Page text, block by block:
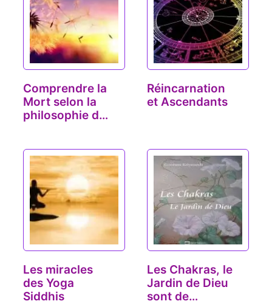
Comprendre la
Mort selon la
philosophie du
Réincarnation
et Ascendants
Les miracles
des Yoga
Siddhis
Les Chakras, le
Jardin de Dieu
sont de